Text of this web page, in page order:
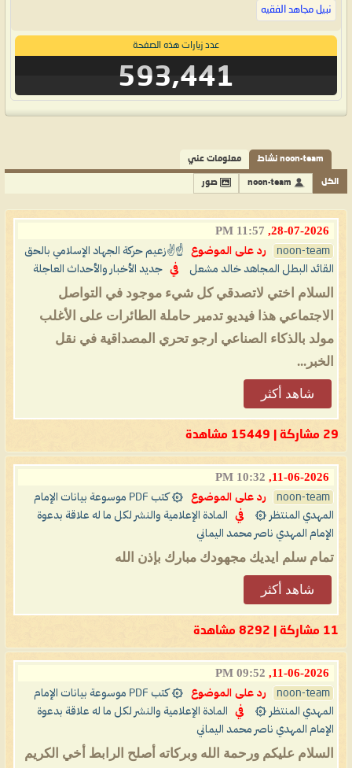
نبيل مجاهد الفقيه
عدد زيارات هذه الصفحة
593,441
noon-team نشاط معلومات عني
الكل noon-team صور
28-07-2026,
11:57 PM
noon-team رد على الموضوع
☝️✌️زعيم حركة الجهاد الإسلامي بالحق
القائد البطل المجاهد خالد مشعل
في جديد الأخبار والأحداث العاجلة
السلام اختي لاتصدقي كل شيء موجود في التواصل
الاجتماعي هذا فيديو تدمير حاملة الطائرات على الأغلب
مولد بالذكاء الصناعي ارجو تحري المصداقية في نقل
الخبر...
شاهد أكثر
29 مشاركة | 15449 مشاهدة
11-06-2026,
10:32 PM
noon-team رد على الموضوع
۞ كتب PDF موسوعة بيانات الإمام
المهدي المنتظر ۞
في
المادة الإعلامية والنشر لكل ما له علاقة بدعوة
الإمام المهدي ناصر محمد اليماني
تمام سلم ايديك مجهودك مبارك بإذن الله
شاهد أكثر
11 مشاركة | 8292 مشاهدة
11-06-2026,
09:52 PM
noon-team رد على الموضوع
۞ كتب PDF موسوعة بيانات الإمام
المهدي المنتظر ۞
في
المادة الإعلامية والنشر لكل ما له علاقة بدعوة
الإمام المهدي ناصر محمد اليماني
السلام عليكم ورحمة الله وبركاته أصلح الرابط أخي الكريم